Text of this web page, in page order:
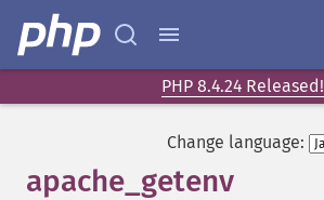
PHP 8.4.24 Released!
Change language:
apache_getenv